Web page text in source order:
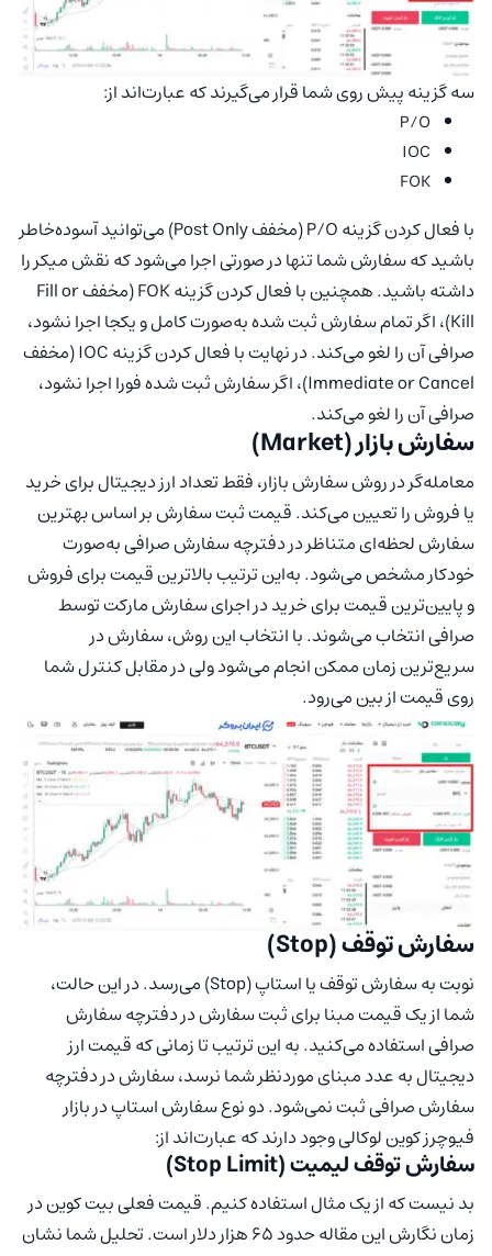
سه گزینه پیش روی شما قرار می‌گیرند که عبارت‌اند از:
P/O
IOC
FOK
با فعال کردن گزینه P/O (مخفف Post Only) می‌توانید آسوده‌خاطر
باشید که سفارش شما تنها در صورتی اجرا می‌شود که نقش میکر را
داشته باشید. همچنین با فعال کردن گزینه FOK (مخفف Fill or
Kill)، اگر تمام سفارش ثبت شده به‌صورت کامل و یکجا اجرا نشود،
صرافی آن را لغو می‌کند. در نهایت با فعال کردن گزینه IOC (مخفف
Immediate or Cancel)، اگر سفارش ثبت شده فورا اجرا نشود،
صرافی آن را لغو می‌کند.
سفارش بازار (Market)
معامله‌گر در روش سفارش بازار، فقط تعداد ارز دیجیتال برای خرید
یا فروش را تعیین می‌کند. قیمت ثبت سفارش بر اساس بهترین
سفارش لحظه‌ای متناظر در دفترچه سفارش صرافی به‌صورت
خودکار مشخص می‌شود. به‌این ترتیب بالاترین قیمت برای فروش
و پایین‌ترین قیمت برای خرید در اجرای سفارش مارکت توسط
صرافی انتخاب می‌شوند. با انتخاب این روش، سفارش در
سریع‌ترین زمان ممکن انجام می‌شود ولی در مقابل کنترل شما
روی قیمت از بین می‌رود.
سفارش توقف (Stop)
نوبت به سفارش توقف یا استاپ (Stop) می‌رسد. در این حالت،
شما از یک قیمت مبنا برای ثبت سفارش در دفترچه سفارش
صرافی استفاده می‌کنید. به این ترتیب تا زمانی که قیمت ارز
دیجیتال به عدد مبنای موردنظر شما نرسد، سفارش در دفترچه
سفارش صرافی ثبت نمی‌شود. دو نوع سفارش استاپ در بازار
فیوچرز کوین لوکالی وجود دارند که عبارت‌اند از:
سفارش توقف لیمیت (Stop Limit)
بد نیست که از یک مثال استفاده کنیم. قیمت فعلی بیت کوین در
زمان نگارش این مقاله حدود 65 هزار دلار است. تحلیل شما نشان